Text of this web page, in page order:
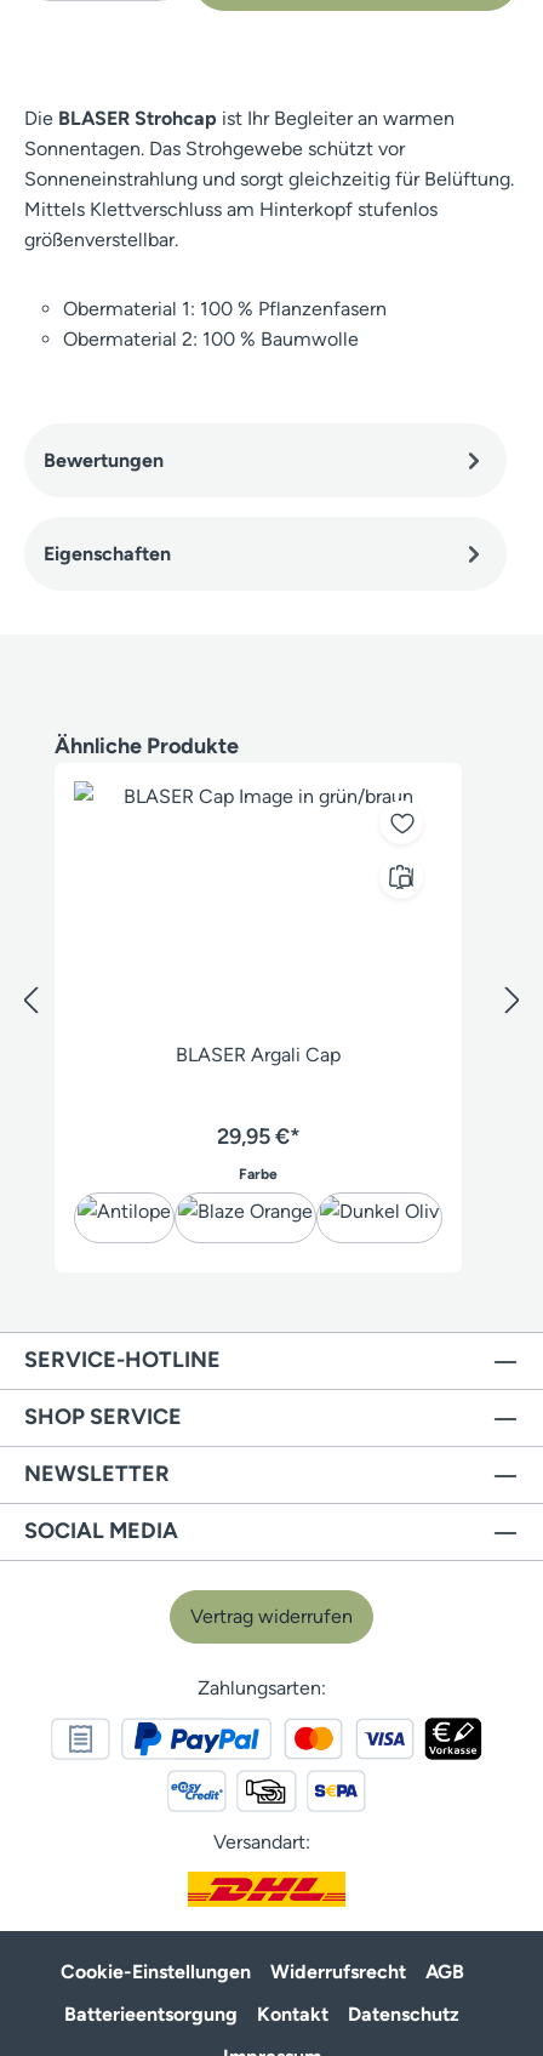
Die BLASER Strohcap ist Ihr Begleiter an warmen
Sonnentagen. Das Strohgewebe schützt vor
Sonneneinstrahlung und sorgt gleichzeitig für Belüftung.
Mittels Klettverschluss am Hinterkopf stufenlos
größenverstellbar.
Obermaterial 1: 100 % Pflanzenfasern
Obermaterial 2: 100 % Baumwolle
Bewertungen
Eigenschaften
Produktgalerie überspringen
Ähnliche Produkte
BLASER Argali Cap
29,95 €*
Farbeauswählen
SERVICE-HOTLINE
SHOP SERVICE
NEWSLETTER
SOCIAL MEDIA
Vertrag widerrufen
Zahlungsarten:
Versandart:
Cookie-Einstellungen Widerrufsrecht
AGB
Batterieentsorgung
Kontakt
Datenschutz